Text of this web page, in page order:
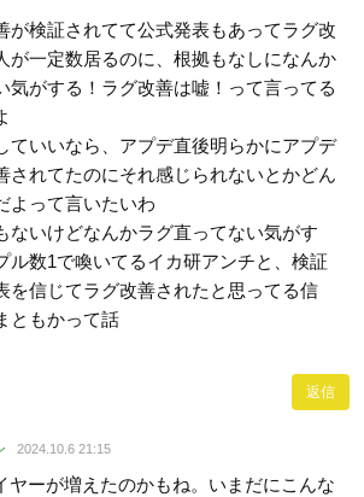
が検証されてて公式発表もあってラグ改
が一定数居るのに、根拠もなしになんか
気がする！ラグ改善は嘘！って言ってる
ていいなら、アプデ直後明らかにアプデ
されてたのにそれ感じられないとかどん
よって言いたいわ
ないけどなんかラグ直ってない気がす
ル数1で喚いてるイカ研アンチと、検証
を信じてラグ改善されたと思ってる信
ともかって話
返信
2024.10.6 21:15
ヤーが増えたのかもね。いまだにこんな